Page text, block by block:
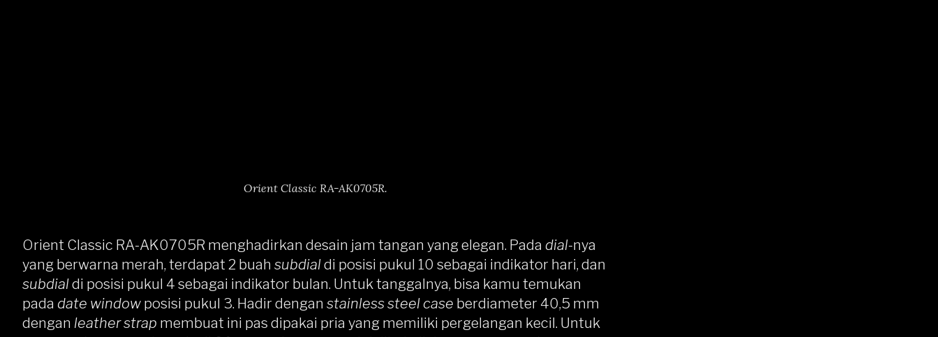
Orient Classic RA-AK0705R.
Orient Classic RA-AK0705R menghadirkan desain jam tangan yang elegan. Pada dial-nya
yang berwarna merah, terdapat 2 buah subdialdi posisi pukul 10 sebagai indikator hari, dan
subdialdi posisi pukul 4 sebagai indikator bulan. Untuk tanggalnya, bisa kamu temukan
pada date window posisi pukul 3. Hadir dengan stainless steel case berdiameter 40,5 mm
dengan leather strap membuat ini pas dipakai pria yang memiliki pergelangan kecil. Untuk